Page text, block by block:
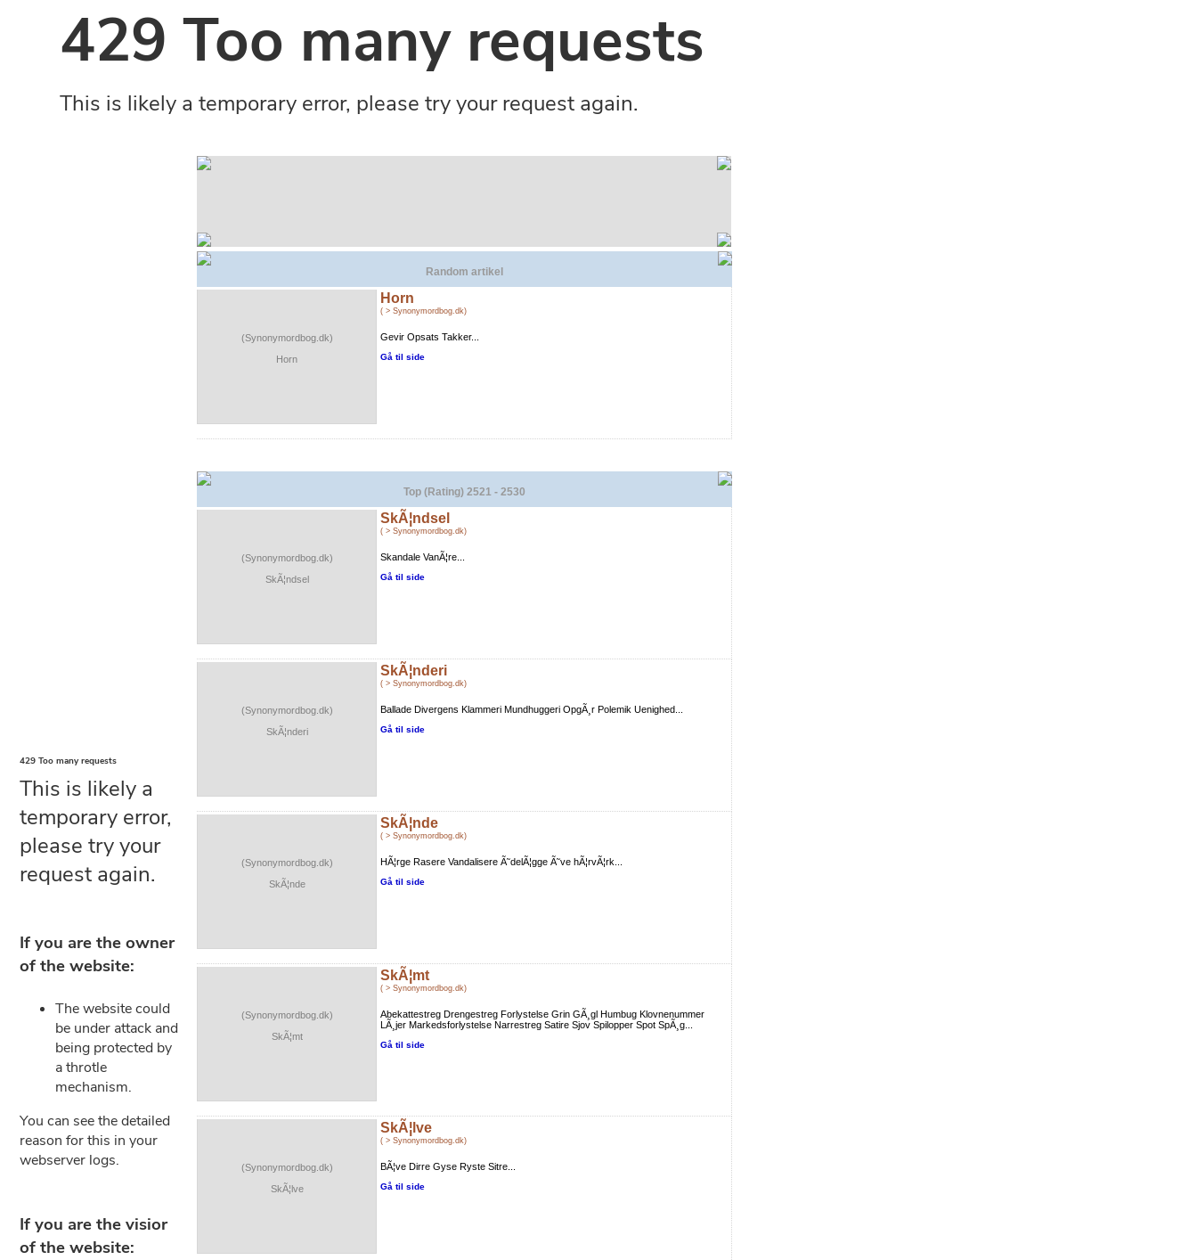
Random artikel
(Synonymordbog.dk)
Horn
Horn
( > Synonymordbog.dk)
Gevir Opsats Takker...
Gå til side
Top (Rating) 2521 - 2530
(Synonymordbog.dk)
SkÃ¦ndsel
SkÃ¦ndsel
( > Synonymordbog.dk)
Skandale VanÃ¦re...
Gå til side
(Synonymordbog.dk)
SkÃ¦nderi
SkÃ¦nderi
( > Synonymordbog.dk)
Ballade Divergens Klammeri Mundhuggeri OpgÃ¸r Polemik Uenighed...
Gå til side
(Synonymordbog.dk)
SkÃ¦nde
SkÃ¦nde
( > Synonymordbog.dk)
HÃ¦rge Rasere Vandalisere Ã˜delÃ¦gge Ã˜ve hÃ¦rvÃ¦rk...
Gå til side
(Synonymordbog.dk)
SkÃ¦mt
SkÃ¦mt
( > Synonymordbog.dk)
Abekattestreg Drengestreg Forlystelse Grin GÃ¸gl Humbug Klovnenummer
LÃ¸jer Markedsforlystelse Narrestreg Satire Sjov Spilopper Spot SpÃ¸g...
Gå til side
(Synonymordbog.dk)
SkÃ¦lve
SkÃ¦lve
( > Synonymordbog.dk)
BÃ¦ve Dirre Gyse Ryste Sitre...
Gå til side